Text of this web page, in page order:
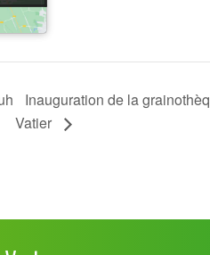
Inauguration de la
Vatier